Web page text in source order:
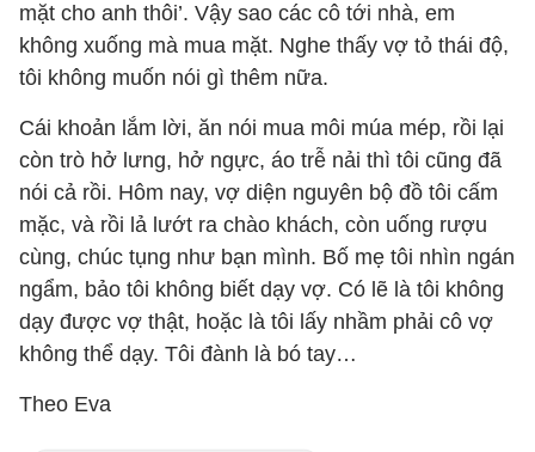
mặt cho anh thôi’. Vậy sao các cô tới nhà, em
không xuống mà mua mặt. Nghe thấy vợ tỏ thái độ,
tôi không muốn nói gì thêm nữa.
Cái khoản lắm lời, ăn nói mua môi múa mép, rồi lại
còn trò hở lưng, hở ngực, áo trễ nải thì tôi cũng đã
nói cả rồi. Hôm nay, vợ diện nguyên bộ đồ tôi cấm
mặc, và rồi lả lướt ra chào khách, còn uống rượu
cùng, chúc tụng như bạn mình. Bố mẹ tôi nhìn ngán
ngẩm, bảo tôi không biết dạy vợ. Có lẽ là tôi không
dạy được vợ thật, hoặc là tôi lấy nhầm phải cô vợ
không thể dạy. Tôi đành là bó tay…
Theo Eva